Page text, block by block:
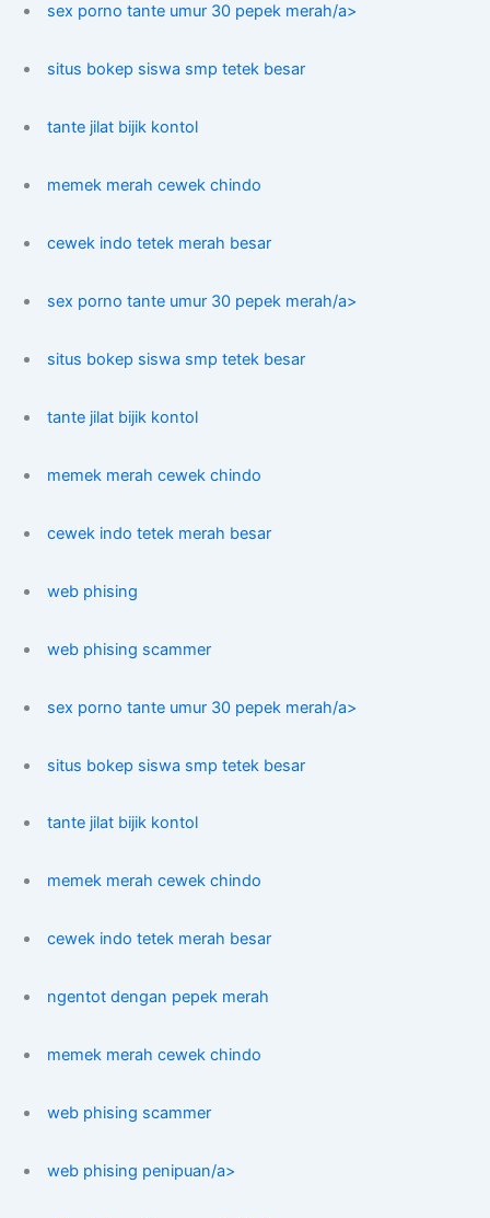
sex porno tante umur 30 pepek merah/a>
situs bokep siswa smp tetek besar
tante jilat bijik kontol
memek merah cewek chindo
cewek indo tetek merah besar
sex porno tante umur 30 pepek merah/a>
situs bokep siswa smp tetek besar
tante jilat bijik kontol
memek merah cewek chindo
cewek indo tetek merah besar
web phising
web phising scammer
sex porno tante umur 30 pepek merah/a>
situs bokep siswa smp tetek besar
tante jilat bijik kontol
memek merah cewek chindo
cewek indo tetek merah besar
ngentot dengan pepek merah
memek merah cewek chindo
web phising scammer
web phising penipuan/a>